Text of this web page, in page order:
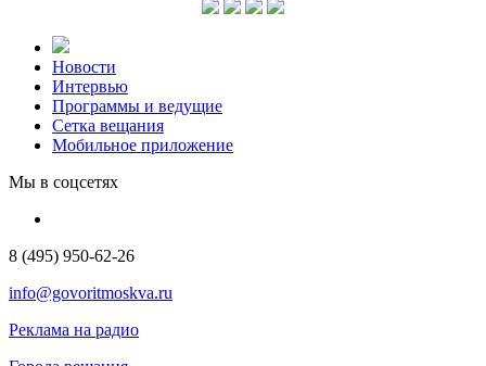
Новости
Интервью
Программы и ведущие
Сетка вещания
Мобильное приложение
Мы в соцсетях
8 (495) 950-62-26
info@govoritmoskva.ru
Реклама на радио